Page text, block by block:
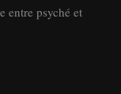
entre psyché et